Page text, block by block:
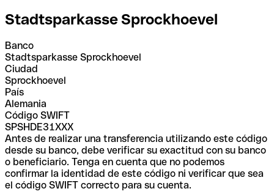
Stadtsparkasse Sprockhoevel
Banco
Stadtsparkasse Sprockhoevel
Ciudad
Sprockhoevel
País
Alemania
Código SWIFT
SPSHDE31XXX
Antes de realizar una transferencia utilizando este código
desde su banco, debe verificar su exactitud con su banco
o beneficiario. Tenga en cuenta que no podemos
confirmar la identidad de este código ni verificar que sea
el código SWIFT correcto para su cuenta.